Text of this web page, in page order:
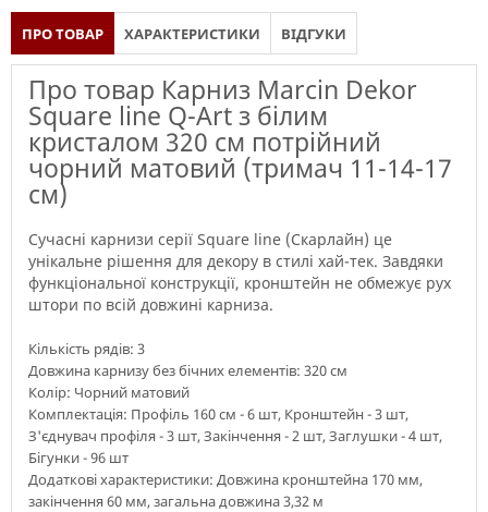
ПРО ТОВАР ХАРАКТЕРИСТИКИ ВІДГУКИ
Про товар Карниз Marcin Dekor
Square line Q-Art з білим
кристалом 320 см потрійний
чорний матовий (тримач 11-14-17
см)
Сучасні карнизи серії Square line (Скарлайн) це
унікальне рішення для декору в стилі хай-тек. Завдяки
функціональної конструкції, кронштейн не обмежує рух
штори по всій довжині карниза.
Кількість рядів: 3
Довжина карнизу без бічних елементів: 320 см
Колір: Чорний матовий
Комплектація: Профіль 160 см - 6 шт, Кронштейн - 3 шт,
З'єднувач профіля - 3 шт, Закінчення - 2 шт, Заглушки - 4 шт,
Бігунки - 96 шт
Додаткові характеристики: Довжина кронштейна 170 мм,
закінчення 60 мм, загальна довжина 3,32 м